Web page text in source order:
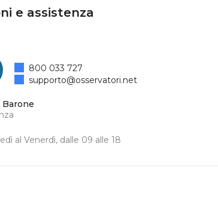
e assistenza
Barone
al Venerdì, dalle 09 alle 18
800 033 727
supporto@osservatori.net